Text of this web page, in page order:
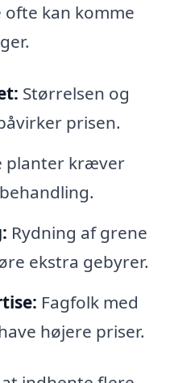
kan komme
Størrelsen og
prisen.
planter kræver
Rydning af grene
ekstra gebyrer.
Fagfolk med
højere priser.